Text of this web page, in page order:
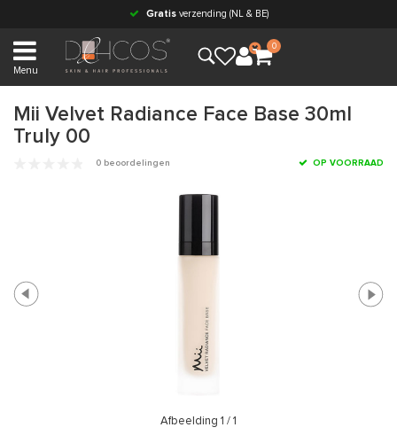
Gratisverzending (NL & BE)
Menu
0
Mii Velvet Radiance Face Base 30ml
Truly 00
0 beoordelingen OP VOORRAAD
Afbeelding 1 / 1